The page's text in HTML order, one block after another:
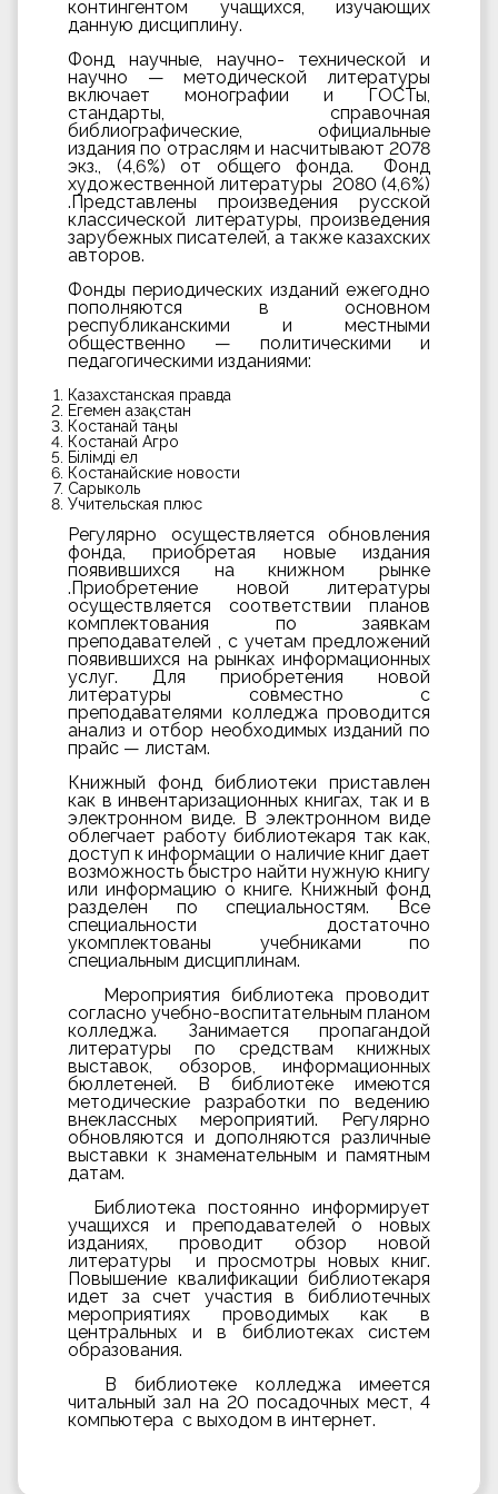
контингентом учащихся, изучающих
данную дисциплину.
Фонд научные, научно- технической и
научно — методической литературы
включает монографии и ГОСТы,
стандарты, справочная
библиографические, официальные
издания по отраслям и насчитывают 2078
экз., (4,6%) от общего фонда. Фонд
художественной литературы 2080 (4,6%)
.Представлены произведения русской
классической литературы, произведения
зарубежных писателей, а также казахских
авторов.
Фонды периодических изданий ежегодно
пополняются в основном
республиканскими и местными
общественно — политическими и
педагогическими изданиями:
Казахстанская правда
Егемен Қазақстан
Костанай таңы
Костанай Агро
Білімді ел
Костанайские новости
Сарыколь
Учительская плюс
Регулярно осуществляется обновления
фонда, приобретая новые издания
появившихся на книжном рынке
.Приобретение новой литературы
осуществляется соответствии планов
комплектования по заявкам
преподавателей , с учетам предложений
появившихся на рынках информационных
услуг. Для приобретения новой
литературы совместно с
преподавателями колледжа проводится
анализ и отбор необходимых изданий по
прайс — листам.
Книжный фонд библиотеки приставлен
как в инвентаризационных книгах, так и в
электронном виде. В электронном виде
облегчает работу библиотекаря так как,
доступ к информации о наличие книг дает
возможность быстро найти нужную книгу
или информацию о книге. Книжный фонд
разделен по специальностям. Все
специальности достаточно
укомплектованы учебниками по
специальным дисциплинам.
Мероприятия библиотека проводит
согласно учебно-воспитательным планом
колледжа. Занимается пропагандой
литературы по средствам книжных
выставок, обзоров, информационных
бюллетеней. В библиотеке имеются
методические разработки по ведению
внеклассных мероприятий. Регулярно
обновляются и дополняются различные
выставки к знаменательным и памятным
датам.
Библиотека постоянно информирует
учащихся и преподавателей о новых
изданиях, проводит обзор новой
литературы и просмотры новых книг.
Повышение квалификации библиотекаря
идет за счет участия в библиотечных
мероприятиях проводимых как в
центральных и в библиотеках систем
образования.
В библиотеке колледжа имеется
читальный зал на 20 посадочных мест, 4
компьютера с выходом в интернет.